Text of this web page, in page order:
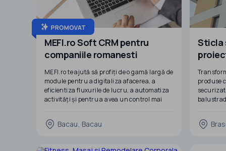
MEFI.ro Soft CRM pentru
companiile romanesti
MEFI.ro te ajută să profiți de o gamă largă de
module pentru a digitaliza afacerea, a
eficientiza fluxurile de lucru, a automatiza
activități și pentru a avea un control mai
Optimizează relațiile cu clienții într-un mod
Bacau, Bacau
Sticla
produse